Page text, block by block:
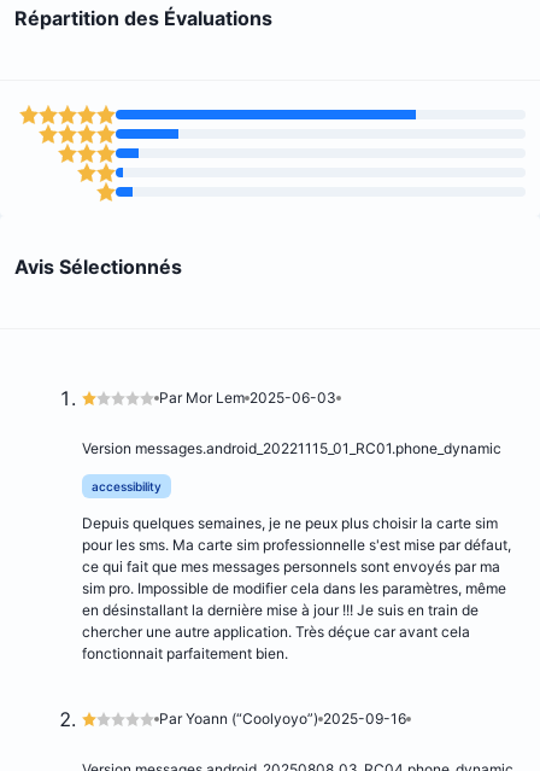
Répartition des Évaluations
Avis Sélectionnés
Par Mor Lem 2025-06-03
Version messages.android_20221115_01_RC01.phone_dynamic
accessibility
Depuis quelques semaines, je ne peux plus choisir la carte sim
pour les sms. Ma carte sim professionnelle s'est mise par défaut,
ce qui fait que mes messages personnels sont envoyés par ma
sim pro. Impossible de modifier cela dans les paramètres, même
en désinstallant la dernière mise à jour !!! Je suis en train de
chercher une autre application. Très déçue car avant cela
fonctionnait parfaitement bien.
Par Yoann (“Coolyoyo”) 2025-09-16